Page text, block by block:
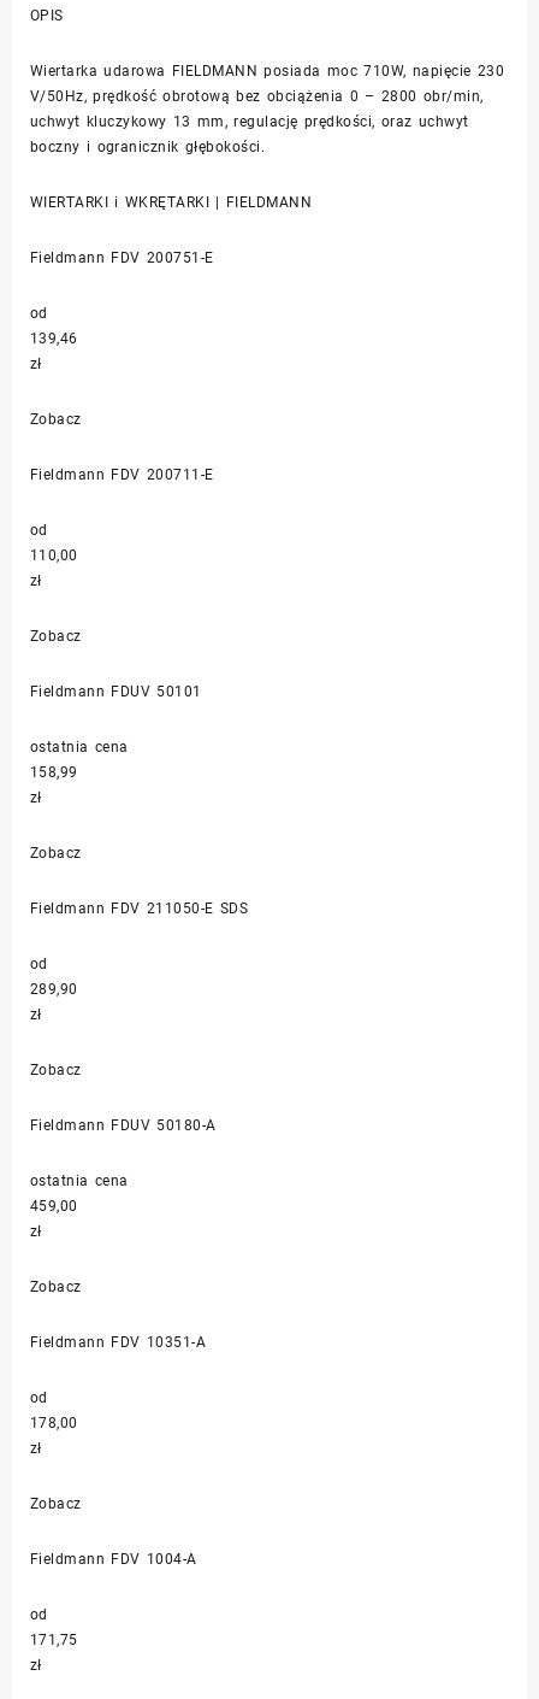
OPIS
Wiertarka udarowa FIELDMANN posiada moc 710W, napięcie 230
V/50Hz, prędkość obrotową bez obciążenia 0 – 2800 obr/min,
uchwyt kluczykowy 13 mm, regulację prędkości, oraz uchwyt
boczny i ogranicznik głębokości.
WIERTARKI i WKRĘTARKI | FIELDMANN
Fieldmann FDV 200751-E
od
139,46
zł
Zobacz
Fieldmann FDV 200711-E
od
110,00
zł
Zobacz
Fieldmann FDUV 50101
ostatnia cena
158,99
zł
Zobacz
Fieldmann FDV 211050-E SDS
od
289,90
zł
Zobacz
Fieldmann FDUV 50180-A
ostatnia cena
459,00
zł
Zobacz
Fieldmann FDV 10351-A
od
178,00
zł
Zobacz
Fieldmann FDV 1004-A
od
171,75
zł